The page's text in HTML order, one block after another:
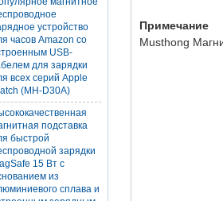
устройство
часов Amazon со
USB-
для зарядки
всех серий Apple
(MH-D30A)
подставка
быстрой
зарядки
15 Вт с
из
сплава и
зарядным
с входом USB-
Примечание
Musthong